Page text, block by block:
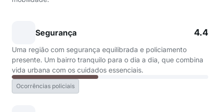
Segurança 4.4
Uma região com segurança equilibrada e policiamento
presente. Um bairro tranquilo para o dia a dia, que combina
vida urbana com os cuidados essenciais.
Ocorrências policiais